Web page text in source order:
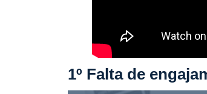
1º Falta de